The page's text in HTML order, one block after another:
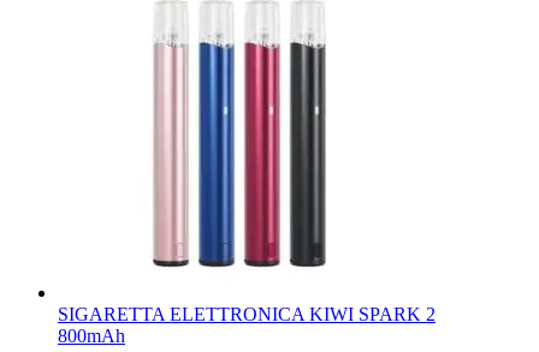
SIGARETTA ELETTRONICA KIWI SPARK 2
800mAh